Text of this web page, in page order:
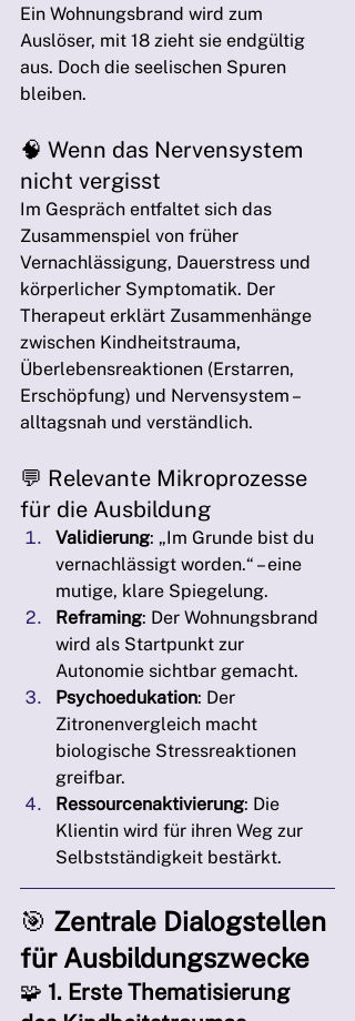
Ein Wohnungsbrand wird zum
Auslöser, mit 18 zieht sie endgültig
aus. Doch die seelischen Spuren
bleiben.
🧠 Wenn das Nervensystem
nicht vergisst
Im Gespräch entfaltet sich das
Zusammenspiel von früher
Vernachlässigung, Dauerstress und
körperlicher Symptomatik. Der
Therapeut erklärt Zusammenhänge
zwischen Kindheitstrauma,
Überlebensreaktionen (Erstarren,
Erschöpfung) und Nervensystem –
alltagsnah und verständlich.
💬 Relevante Mikroprozesse
für die Ausbildung
Validierung: „Im Grunde bist du
vernachlässigt worden.“ – eine
mutige, klare Spiegelung.
Reframing: Der Wohnungsbrand
wird als Startpunkt zur
Autonomie sichtbar gemacht.
Psychoedukation: Der
Zitronenvergleich macht
biologische Stressreaktionen
greifbar.
Ressourcenaktivierung: Die
Klientin wird für ihren Weg zur
Selbstständigkeit bestärkt.
🎯 Zentrale Dialogstellen
für Ausbildungszwecke
🧩 1. Erste Thematisierung